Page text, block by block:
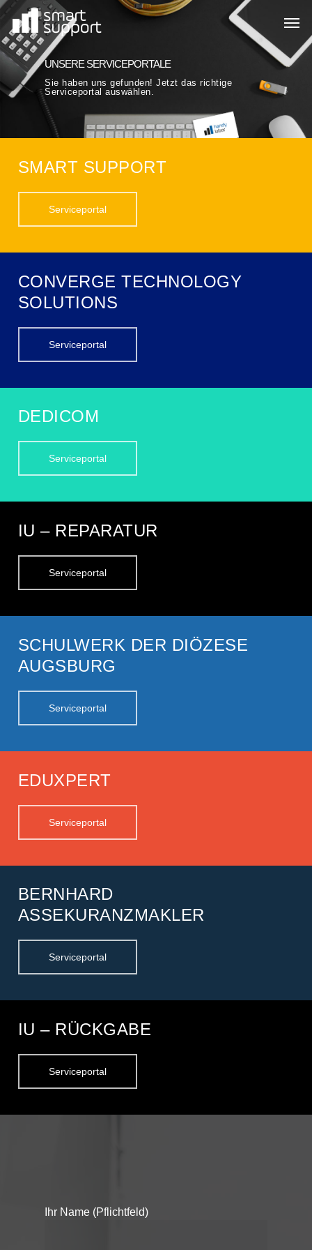
Skip
main
content UNSERE SERVICEPORTALE
Sie haben uns gefunden! Jetzt das richtige
Serviceportal auswählen.
SMART SUPPORT
Serviceportal
CONVERGE TECHNOLOGY
SOLUTIONS
Serviceportal
DEDICOM
Serviceportal
IU – REPARATUR
Serviceportal
SCHULWERK DER DIÖZESE
AUGSBURG
Serviceportal
EDUXPERT
Serviceportal
BERNHARD
ASSEKURANZMAKLER
Serviceportal
IU – RÜCKGABE
Serviceportal
Ihr Name (Pflichtfeld)